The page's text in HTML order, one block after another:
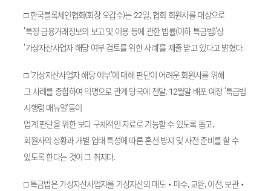
□ 한국블록체인협회(회장 오갑수)는 22일, 협회 회원사를 대상으로
'특정 금융거래정보의 보고 및 이용 등에 관한 법률(이하 특금법)'상
'가상자산사업자 해당 여부 검토를 위한 사례'를 제출 받고 있다고 밝혔다.
□ '가상자산사업자 해당 여부'에 대해 판단이 어려운 회원사를 위해
그 사례를 종합하여 익명으로 관계 당국에 전달, 12월말 배포 예정 '특금법
시행령 매뉴얼'등이
업계 판단을 위한 보다 구체적인 자료로 기능할 수 있도록 돕고,
회원사의 상황과 개별 업태 특성에 따른 혼선 방지 및 사전 준비를 할 수
있도록 한다는 것이 그 취지다.
□ 특금법은 가상자산사업자를 가상자산의 매도‧매수, 교환, 이전, 보관‧